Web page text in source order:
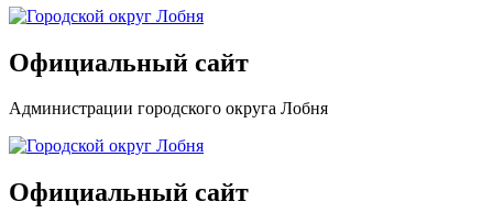
Официальный сайт
Администрации городского округа Лобня
Официальный сайт